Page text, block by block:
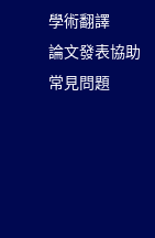
學術翻譯
論文發表協助
常見問題